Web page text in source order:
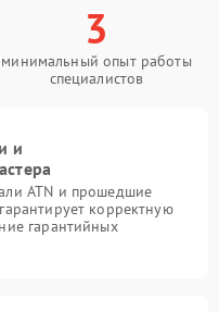
3
минимальный опыт работы
специалистов
и
ATN и прошедшие
корректную
гарантийных